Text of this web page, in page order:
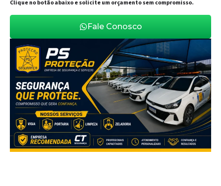
Clique no botão abaixo e solicite um orçamento sem compromisso.
Fale Conosco